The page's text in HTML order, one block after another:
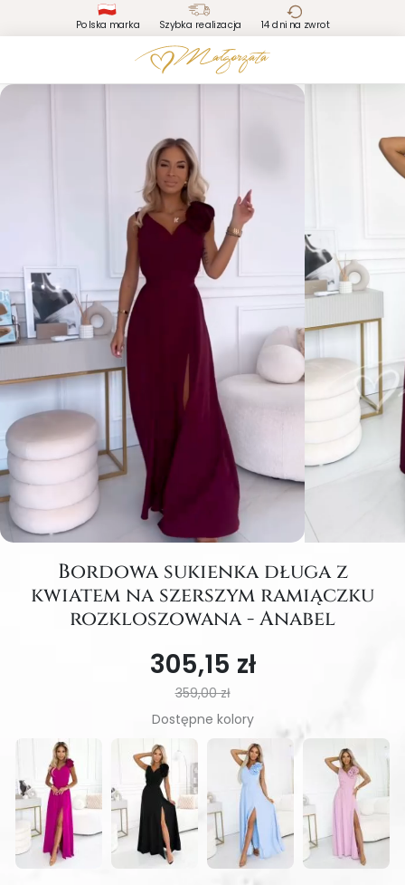
Polska marka Szybka realizacja 14 dni na zwrot
Bordowa sukienka długa z
kwiatem na szerszym ramiączku
rozkloszowana - Anabel
305,15 zł
359,00 zł
Dostępne kolory